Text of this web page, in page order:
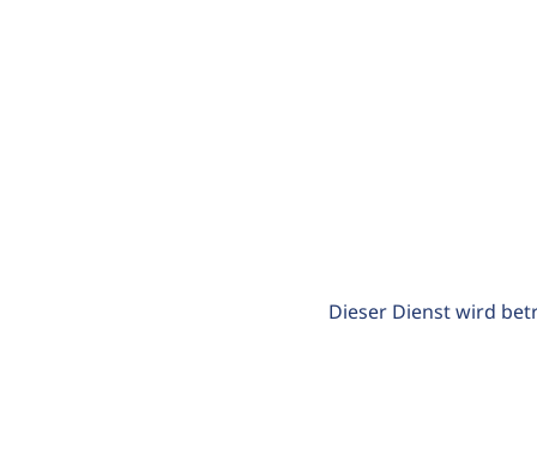
Dieser Dienst wird